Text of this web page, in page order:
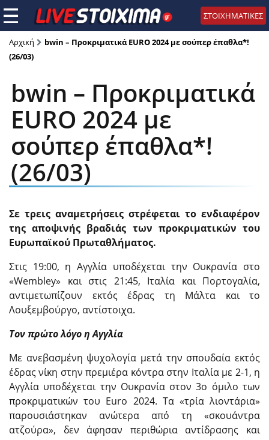
ΣΤΟΙΧΗΜΑΤΙΚΕΣ
Αρχική
bwin – Προκριματικά EURO 2024 με σούπερ έπαθλα*!
(26/03)
bwin – Προκριματικά
EURO 2024 με
σούπερ έπαθλα*!
(26/03)
Σε τρεις αναμετρήσεις στρέφεται το ενδιαφέρον
της αποψινής βραδιάς των προκριματικών του
Ευρωπαϊκού Πρωταθλήματος.
Στις 19:00, η Αγγλία υποδέχεται την Ουκρανία στο
«Wembley» και στις 21:45, Ιταλία και Πορτογαλία,
αντιμετωπίζουν εκτός έδρας τη Μάλτα και το
Λουξεμβούργο, αντίστοιχα.
Τον πρώτο λόγο η Αγγλία
Με ανεβασμένη ψυχολογία μετά την σπουδαία εκτός
έδρας νίκη στην πρεμιέρα κόντρα στην Ιταλία με 2-1, η
Αγγλία υποδέχεται την Ουκρανία στον 3ο όμιλο των
προκριματικών του Euro 2024. Τα «τρία λιοντάρια»
παρουσιάστηκαν ανώτερα από τη «σκουάντρα
ατζούρα», δεν άφησαν περιθώρια αντίδρασης και